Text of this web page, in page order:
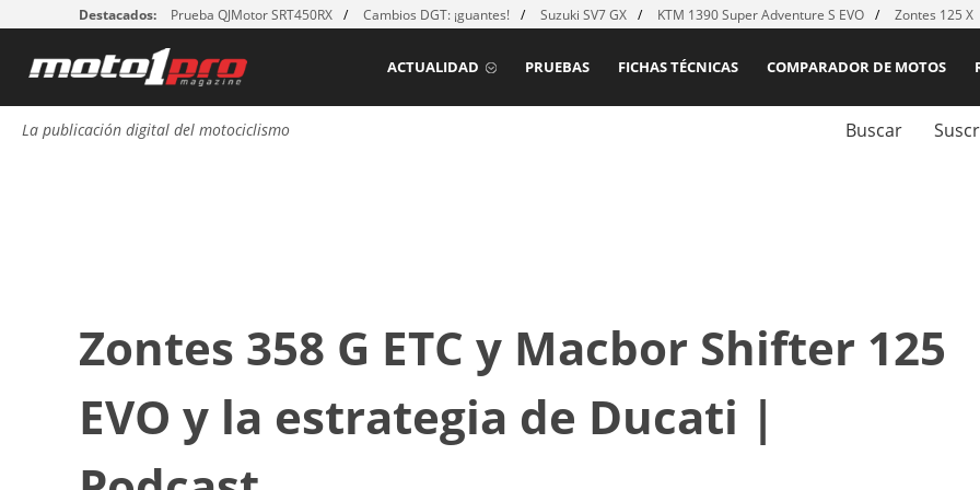
Destacados: Prueba QJMotor SRT450RX Cambios DGT: ¡guantes! Suzuki SV7 GX KTM 1390 Super Adventure S EVO Zontes 125 X
COMPARADOR DE MOTOS
FICHAS TÉCNICAS
PRUEBAS
ACTUALIDAD
La publicación digital del motociclismo Buscar
Zontes 358 G ETC y Macbor Shifter 125
EVO y la estrategia de Ducati |